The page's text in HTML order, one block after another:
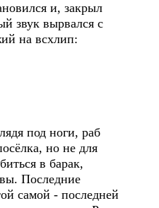
и, закрыл
звук вырвался с
на всхлип:
под ноги, раб
но не для
в барак,
Последние
самой - последней